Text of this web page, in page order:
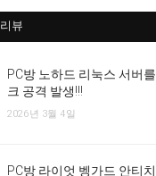
리뷰
PC방 노하드 리눅스 서버
크 공격 발생!!!
2026년 3월 4일
PC방 라이엇 벵가드 안티